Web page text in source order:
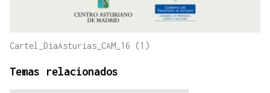
Cartel_DiaAsturias_CAM_16 (1)
Temas relacionados